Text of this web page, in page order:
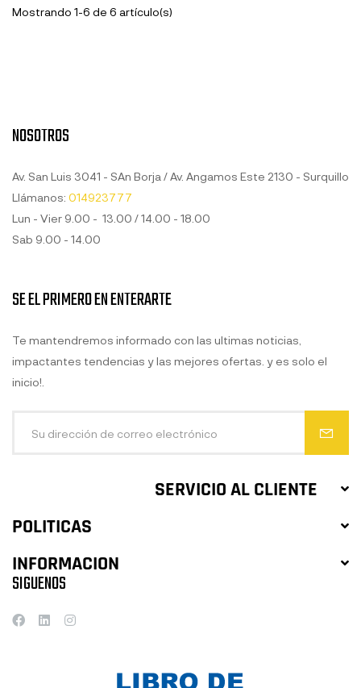
Mostrando 1-6 de 6 artículo(s)
NOSOTROS
Av. San Luis 3041 - SAn Borja / Av. Angamos Este 2130 - Surquillo
Llámanos: 014923777
Lun - Vier 9.00 - 13.00 / 14.00 - 18.00
Sab 9.00 - 14.00
SERVICIO AL CLIENTE
POLITICAS
INFORMACION
SE EL PRIMERO EN ENTERARTE
Te mantendremos informado con las ultimas noticias,
impactantes tendencias y las mejores ofertas. y es solo el
inicio!.
SIGUENOS